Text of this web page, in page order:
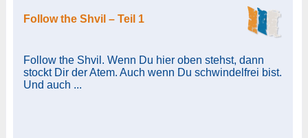
Follow the Shvil – Teil 1
Follow the Shvil. Wenn Du hier oben stehst, dann
stockt Dir der Atem. Auch wenn Du schwindelfrei bist.
Und auch ...